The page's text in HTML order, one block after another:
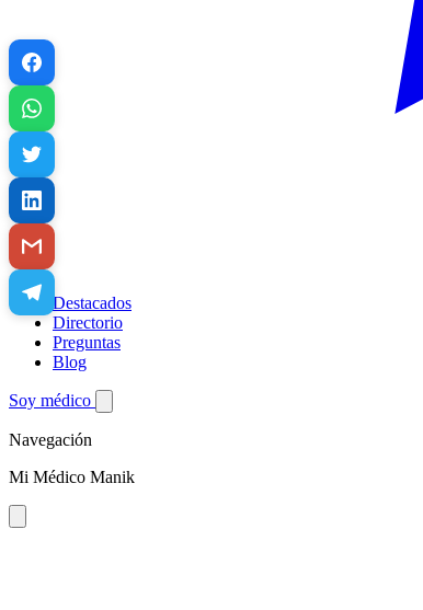
Destacados
Directorio
Preguntas
Blog
Soy médico
Navegación
Mi Médico Manik